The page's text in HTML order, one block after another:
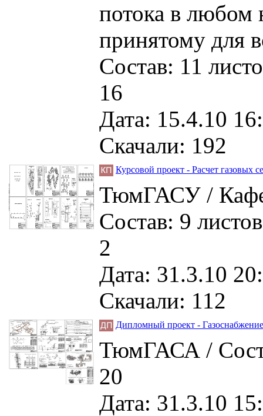
потока в любом
принятому для
Состав: 11
16
Дата: 15.4.10
Скачали: 192
Курсовой проект - Расчет газовых
ТюмГАСУ /
Состав: 9
2
Дата: 31.3.10
Скачали: 112
Дипломный проект -
ТюмГАСА /
20
Дата: 31.3.10